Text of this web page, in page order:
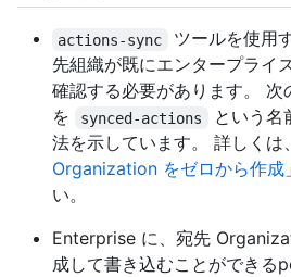
actions-sync
ツールを使用
先組織が既にエンタープライ
確認する必要があります。 次
を
synced-actions
という名
法を示しています。 詳しくは
Organization をゼロから作成
い。
Enterprise に、宛先
成して書き込むことができ